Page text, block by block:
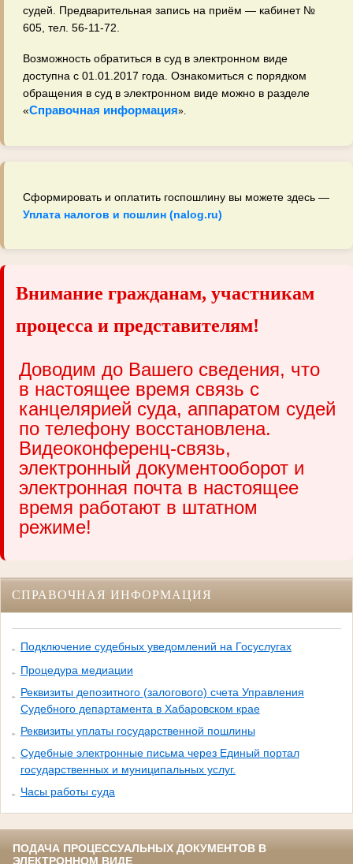
судей. Предварительная запись на приём — кабинет №
605, тел. 56‑11‑72.
Возможность обратиться в суд в электронном виде
доступна с 01.01.2017 года. Ознакомиться с порядком
обращения в суд в электронном виде можно в разделе
«Справочная информация».
Сформировать и оплатить госпошлину вы можете здесь —
Уплата налогов и пошлин (nalog.ru)
Внимание гражданам, участникам
процесса и представителям!
Доводим до Вашего сведения, что
в настоящее время связь с
канцелярией суда, аппаратом судей
по телефону восстановлена.
Видеоконференц-связь,
электронный документооборот и
электронная почта в настоящее
время работают в штатном
режиме!
СПРАВОЧНАЯ ИНФОРМАЦИЯ
Подключение судебных уведомлений на Госуслугах
Процедура медиации
Реквизиты депозитного (залогового) счета Управления
Судебного департамента в Хабаровском крае
Реквизиты уплаты государственной пошлины
Судебные электронные письма через Единый портал
государственных и муниципальных услуг.
Часы работы суда
ПОДАЧА ПРОЦЕССУАЛЬНЫХ ДОКУМЕНТОВ В
ЭЛЕКТРОННОМ ВИДЕ